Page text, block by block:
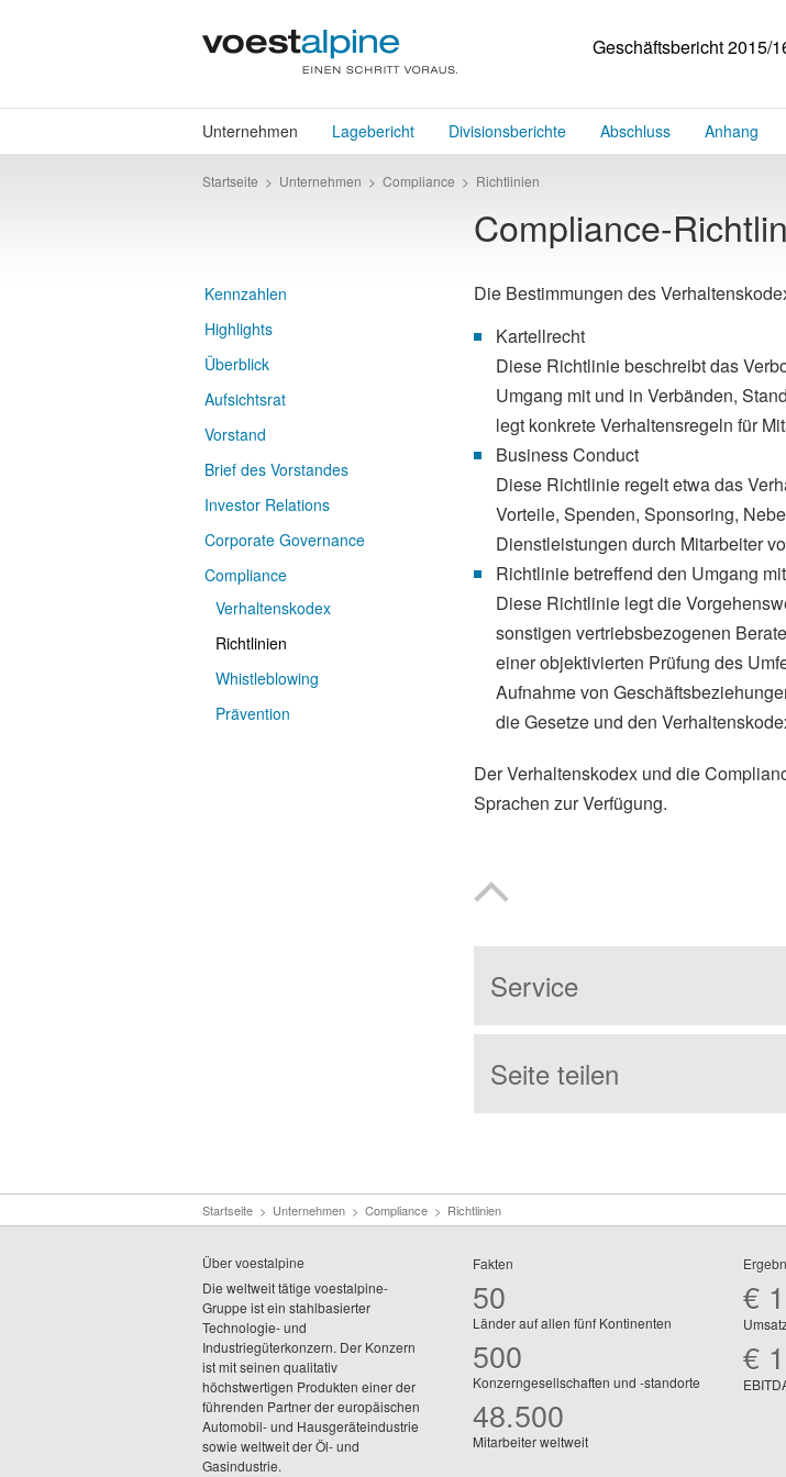
Geschäftsbericht 2015/
Unternehmen Lagebericht Divisionsberichte Abschluss Anhang
Startseite > Unternehmen > Compliance > Richtlinien
Compliance-
Die Bestimmungen des
Kartellrecht
Diese Richtlinie beschreibt das
Umgang mit und in Verbänden,
legt konkrete Verhaltensregeln für
Business Conduct
Diese Richtlinie regelt etwa das
Vorteile, Spenden, Sponsoring,
Dienstleistungen durch Mitarbeiter
Richtlinie betreffend den Umgang
Diese Richtlinie legt die
sonstigen vertriebsbezogenen
einer objektivierten Prüfung des
Aufnahme von
die Gesetze und den
Der Verhaltenskodex und die
Sprachen zur Verfügung.
Service
PDF herunterladen
Seite drucken
Feedback
Vergleich zum Vorjahr
Seite teilen
Kennzahlen
Highlights
Überblick
Aufsichtsrat
Vorstand
Brief des Vorstandes
Investor Relations
Corporate Governance
Compliance
Verhaltenskodex
Richtlinien
Whistleblowing
Prävention
Startseite > Unternehmen > Compliance > Richtlinien
Über voestalpine
Die weltweit tätige voestalpine-
Gruppe ist ein stahlbasierter
Technologie- und
Industriegüterkonzern. Der Konzern
ist mit seinen qualitativ
höchstwertigen Produkten einer der
führenden Partner der europäischen
Automobil- und Hausgeräteindustrie
sowie weltweit der Öl- und
Gasindustrie.
Fakten
50
Länder auf allen fünf Kontinenten
500
Konzerngesellschaften und -standorte
48.500
Mitarbeiter weltweit
€
€